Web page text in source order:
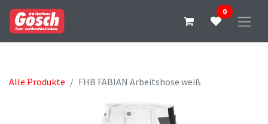
0
Alle Produkte FHB FABIAN Arbeitshose weiß